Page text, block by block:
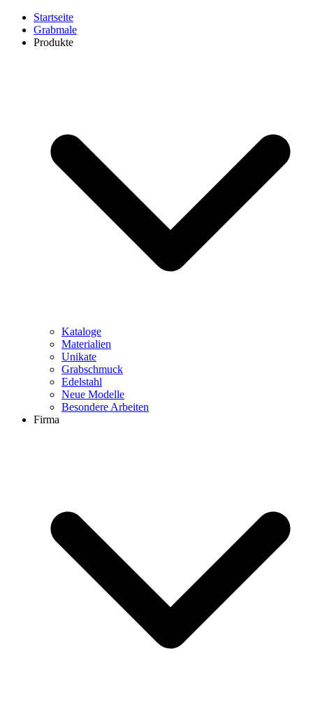
Startseite
Grabmale
Produkte
Kataloge
Materialien
Unikate
Grabschmuck
Edelstahl
Neue Modelle
Besondere Arbeiten
Firma